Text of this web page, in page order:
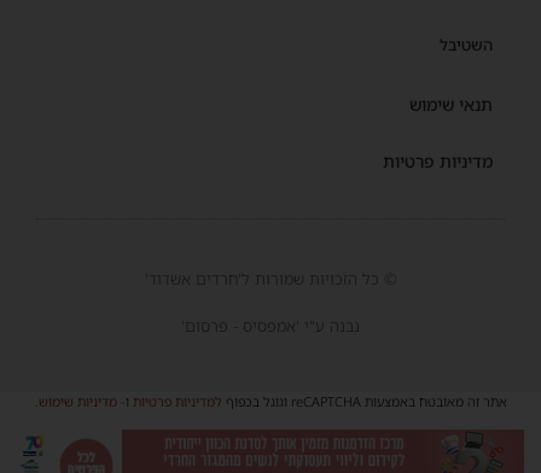
השטיבל
תנאי שימוש
מדיניות פרטיות
© כל הזכויות שמורות ל'חרדים אשדוד'
נבנה ע"י 'אמפסיס - פרסום'
אתר זה מאובטח באמצעות reCAPTCHA וגוגל בכפוף למדיניות פרטיות ו-מדיניות שימוש.